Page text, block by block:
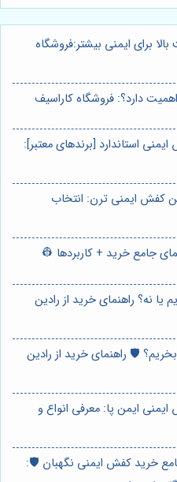
برای ایمنی بیشتر:فروشگاه
دارد؟: فروشگاه کاراسیف
استاندارد [برندهای معتبر]:
کفش ایمنی ترن: انتخاب
جامع خرید + کاربردها 👷
نه؟ راهنمای خرید از رادین
🛡️ راهنمای خرید از رادین
ایمن پا: معرفی انواع و
خرید کفش ایمنی نگهبان 🛡️: